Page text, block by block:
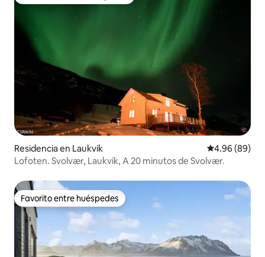
Residencia en Laukvik Calificación
4.96 (89)
Lofoten. Svolvær, Laukvik, A 20 minutos de Svolvær.
Favorito entre huéspedes
Favorito entre huéspedes